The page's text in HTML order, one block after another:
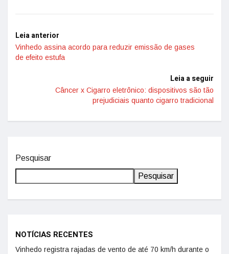
Leia anterior
Vinhedo assina acordo para reduzir emissão de gases
de efeito estufa
Leia a seguir
Câncer x Cigarro eletrônico: dispositivos são tão
prejudiciais quanto cigarro tradicional
Pesquisar
Pesquisar
NOTÍCIAS RECENTES
Vinhedo registra rajadas de vento de até 70 km/h durante o